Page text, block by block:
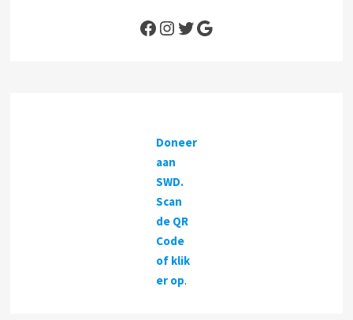
Facebook
Instagram
Twitter
Google
Doneer
aan
SWD.
Scan
de QR
Code
of klik
er op.